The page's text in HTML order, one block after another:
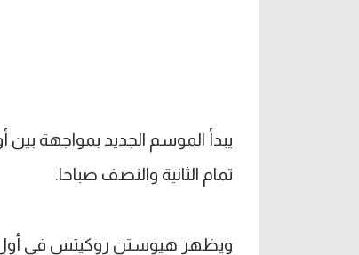
يبدأ الموسم الجديد بمواجهة
تمام الثانية والنصف صباحا.
ويظهر هيوستن روكيتس في أول